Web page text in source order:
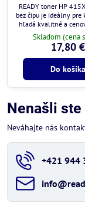
READY toner HP
bez čipu je ideálny pre
hľadá kvalitné a
riešenie.
Skladom (cena
17,80 €
Do košíka
Nenašli
Neváhajte nás
+421 944